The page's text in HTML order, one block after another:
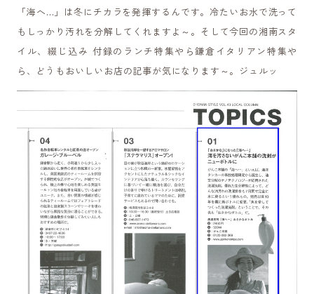
「海へ…」は冬にチカラを発揮するんです。冷たいお水で洗って
もしっかり汚れを分解してくれますよ～。そして今回の湘南スタ
イル、綴じ込み 付録のランチ特集やら鎌倉イタリアン特集や
ら、どうもおいしいお店の記事が気になります～。ジュルッ